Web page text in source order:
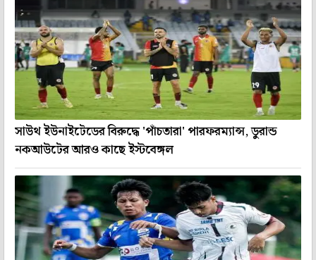
সাউথ ইউনাইটেডের বিরুদ্ধে 'পাঁচতারা' পারফরম্যান্স, ডুরান্ড
নকআউটের আরও কাছে ইস্টবেঙ্গল